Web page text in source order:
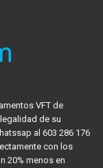
VFT de
de su
al 603 286 176
con los
20% menos en